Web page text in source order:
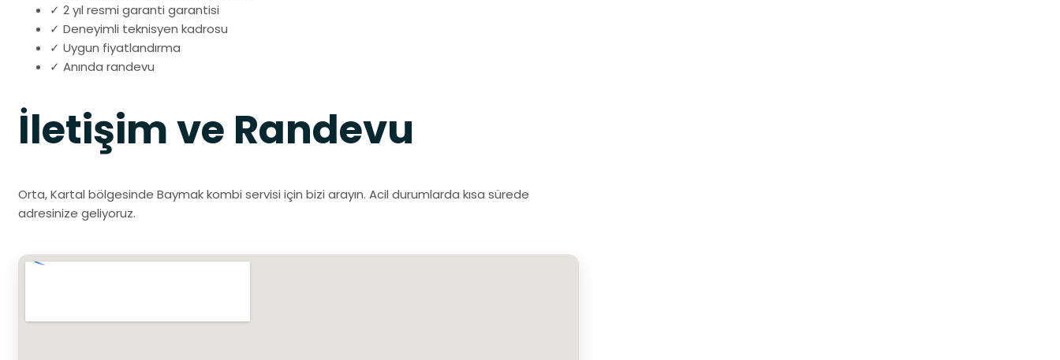
✓ 2 yıl resmi garanti garantisi
✓ Deneyimli teknisyen kadrosu
✓ Uygun fiyatlandırma
✓ Anında randevu
İletişim ve Randevu
Orta, Kartal bölgesinde Baymak kombi servisi için bizi arayın. Acil durumlarda kısa sürede
adresinize geliyoruz.